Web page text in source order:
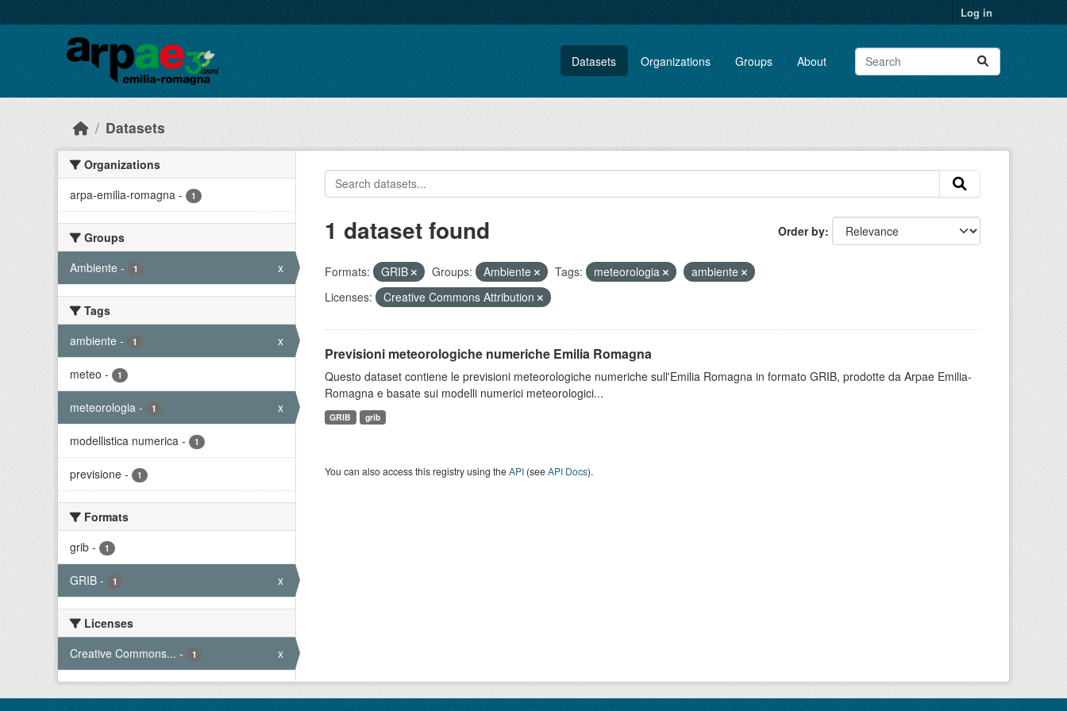
Log in
Datasets Organizations Groups About
Datasets
Organizations
arpa-emilia-romagna - 1
Groups
Ambiente - 1 x
Tags
ambiente - 1 x
meteo - 1
meteorologia - 1 x
modellistica numerica - 1
previsione - 1
Formats
grib - 1
GRIB - 1 x
Licenses
Creative Commons... - 1 x
Order by
1 dataset found
Formats: GRIB Groups: Ambiente Tags: meteorologia
ambiente
Licenses:
Creative Commons Attribution
Previsioni meteorologiche numeriche Emilia Romagna
Questo dataset contiene le previsioni meteorologiche numeriche sull'Emilia Romagna in formato GRIB, prodotte da Arpae Emilia-
Romagna e basate sui modelli numerici meteorologici...
GRIB grib
You can also access this registry using theAPI(seeAPI Docs).